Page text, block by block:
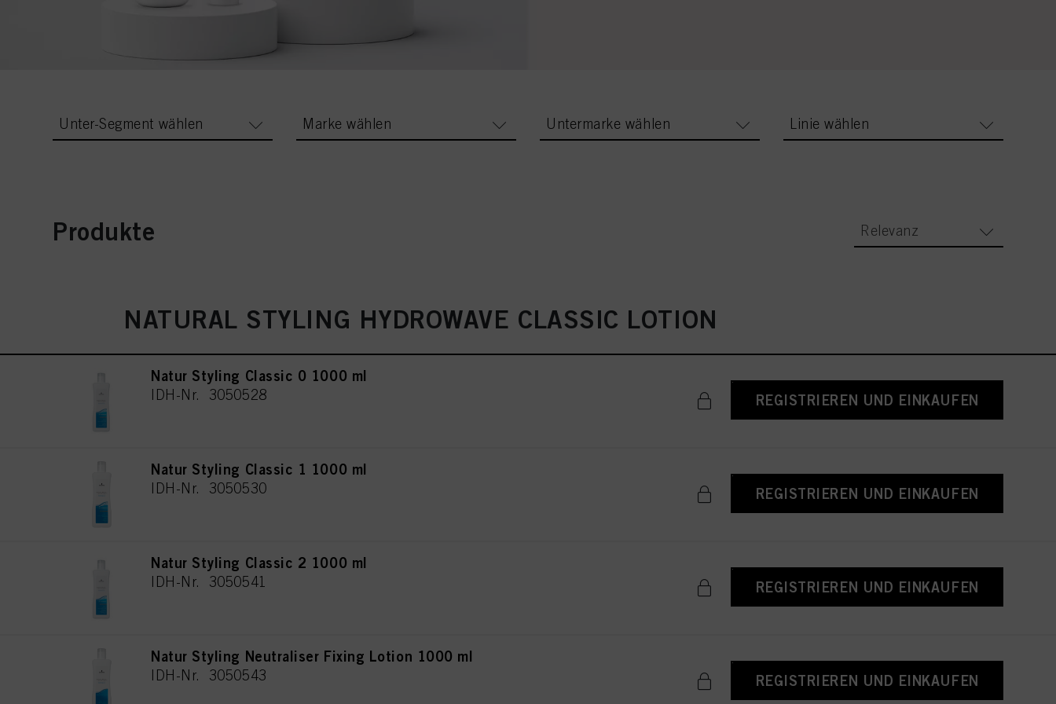
Unter-Segment wählen Marke wählen Untermarke wählen Linie wählen
Produkte Relevanz
NATURAL STYLING HYDROWAVE CLASSIC LOTION
Natur Styling Classic 0 1000 ml
IDH-Nr. 3050528 REGISTRIEREN UND EINKAUFEN
Natur Styling Classic 1 1000 ml
IDH-Nr. 3050530 REGISTRIEREN UND EINKAUFEN
Natur Styling Classic 2 1000 ml
IDH-Nr. 3050541 REGISTRIEREN UND EINKAUFEN
Natur Styling Neutraliser Fixing Lotion 1000 ml
IDH-Nr. 3050543 REGISTRIEREN UND EINKAUFEN